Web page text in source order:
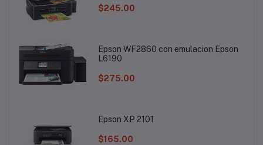
$245.00
Epson WF2860 con emulacion Epson
L6190
$275.00
Epson XP 2101
$165.00